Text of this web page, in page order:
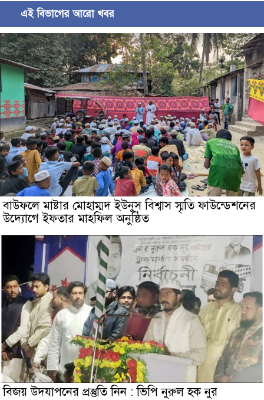
এই বিভাগের আরো খবর
বাউফলে মাষ্টার মোহাম্মদ ইউনুস বিশ্বাস স্মৃতি ফাউন্ডেশনের
উদ্যােগে ইফতার মাহফিল অনুষ্ঠিত
বিজয় উদযাপনের প্রস্তুতি নিন : ভিপি নুরুল হক নুর